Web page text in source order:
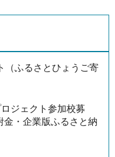
（ふるさとひょうご寄
ジェクト参加校募
金・企業版ふるさと納